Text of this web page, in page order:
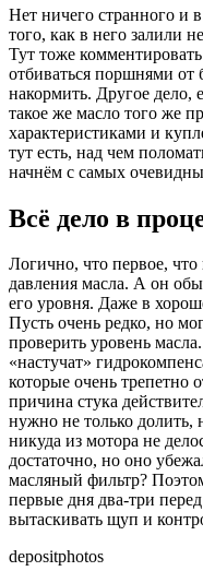
Нет ничего странного и
того, как в него залили
Тут тоже
отбиваться поршнями от
накормить. Другое дело,
такое же масло того же
характеристиками и
тут есть, над чем
начнём с самых
Всё дело в
Логично, что первое, что
давления масла. А он
его уровня. Даже в
Пусть очень редко, но
проверить уровень
«настучат»
которые очень трепетно
причина стука
нужно не только долить,
никуда из мотора не
достаточно, но оно
масляный фильтр?
первые дня два-три
вытаскивать щуп и
depositphotos